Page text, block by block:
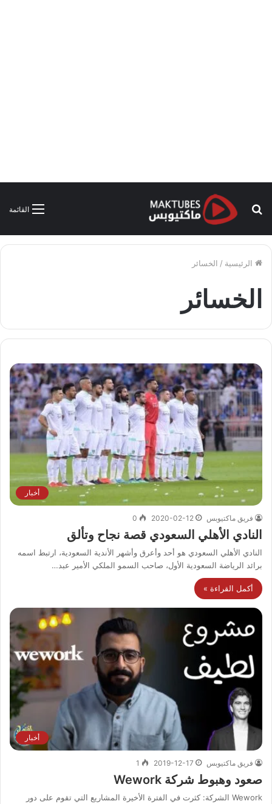
القائمة
بحث
الرئيسية / الخسائر
الخسائر
أخبار
فريق ماكتيوبس 2020-02-12
0
النادي الأهلي السعودي قصة نجاح وتألق
النادي الأهلي السعودي هو أحد وأعرق وأشهر الأندية السعودية، ارتبط اسمه
برائد الرياضة السعودية الأول، صاحب السمو الملكي الأمير عبد…
أكمل القراءة »
أخبار
فريق ماكتيوبس 2019-12-17
1
صعود وهبوط شركة Wework
Wework الشركة: كثرت في الفترة الأخيرة المشاريع التي تقوم على دور